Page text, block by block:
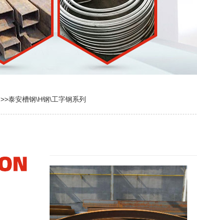
>>泰安槽钢\H钢\工字钢系列